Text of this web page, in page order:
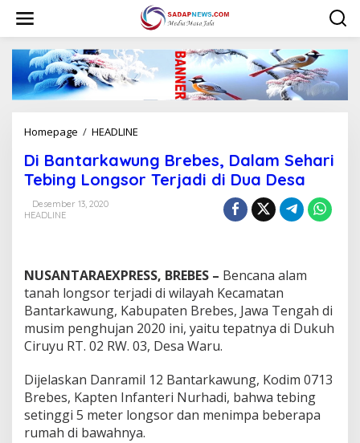
w
Homepage / HEADLINE
B
a
n
w
u
n
g
B
r
b
e
s
,
D
Di Bantarkawung Brebes, Dalam Sehari
Tebing Longsor Terjadi di Dua Desa
Desember 13, 2020
HEADLINE
NUSANTARAEXPRESS, BREBES – Bencana alam
tanah longsor terjadi di wilayah Kecamatan
Bantarkawung, Kabupaten Brebes, Jawa Tengah di
musim penghujan 2020 ini, yaitu tepatnya di Dukuh
Ciruyu RT. 02 RW. 03, Desa Waru.
Dijelaskan Danramil 12 Bantarkawung, Kodim 0713
Brebes, Kapten Infanteri Nurhadi, bahwa tebing
setinggi 5 meter longsor dan menimpa beberapa
rumah di bawahnya.